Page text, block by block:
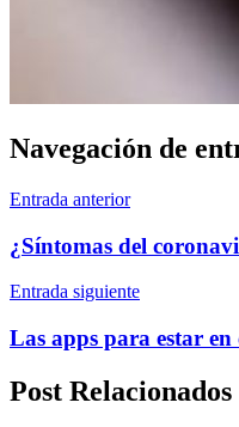
Navegación de
Entrada anterior
¿Síntomas del
Entrada siguiente
Las apps para estar en
Post Relacionados